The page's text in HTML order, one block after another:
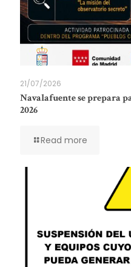
21/07/2026
Navalafuente se prepara
2026
Read more